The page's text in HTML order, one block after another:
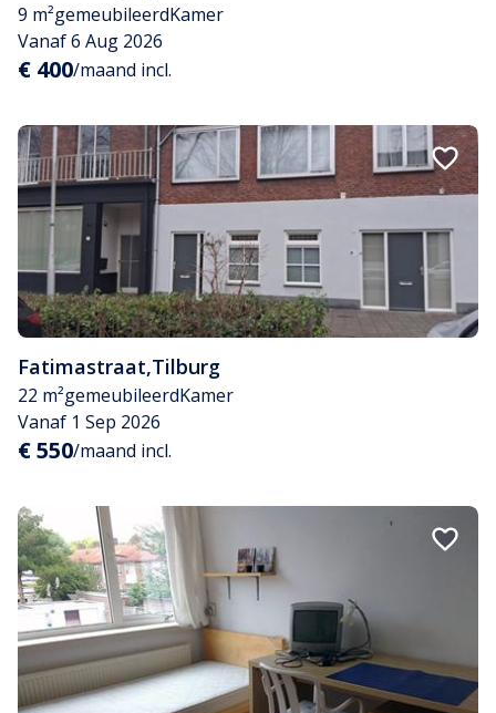
9 m²gemeubileerdKamer
Vanaf 6 Aug 2026
€ 400/maand incl.
Fatimastraat,Tilburg
22 m²gemeubileerdKamer
Vanaf 1 Sep 2026
€ 550/maand incl.